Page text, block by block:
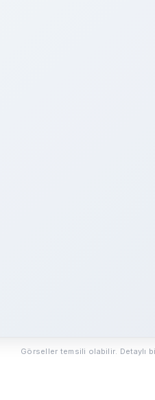
Görseller temsili olabilir. Detaylı